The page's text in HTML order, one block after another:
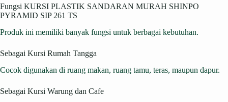
Fungsi KURSI PLASTIK SANDARAN MURAH SHINPO
PYRAMID SIP 261 TS
Produk ini memiliki banyak fungsi untuk berbagai kebutuhan.
Sebagai Kursi Rumah Tangga
Cocok digunakan di ruang makan, ruang tamu, teras, maupun dapur.
Sebagai Kursi Warung dan Cafe